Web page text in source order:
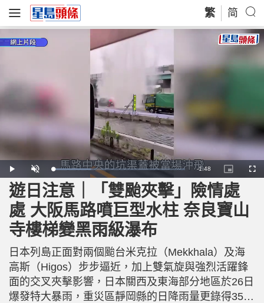
繁 简
P
l
a
y
U
n
m
u
t
e
L
o
a
d
e
:
2
8
.
8
1
R
e
m
n
n
-1:48
P
i
c
t
u
r
e
i
c
t
r
e
F
u
遊日注意｜「雙颱夾擊」險情處
處 大阪馬路噴巨型水柱 奈良寶山
寺樓梯變黑雨級瀑布
日本列島正面對兩個颱台米克拉（Mekkhala）及海
高斯（Higos）步步逼近，加上雙氣旋與強烈活躍鋒
面的交叉夾擊影響，日本關西及東海部分地區於26日
爆發特大暴雨，重災區靜岡縣的日降雨量更錄得350